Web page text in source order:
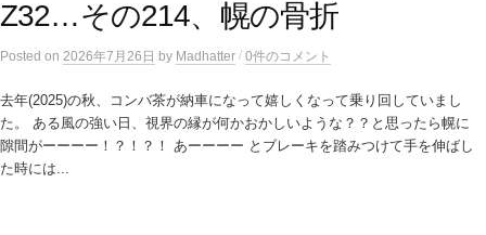
Z32…その214、幌の骨折
Posted on 2026年7月26日 by Madhatter / 0件のコメント
去年(2025)の秋、コンバ茶が納車になって嬉しくなって乗り回していまし
た。 ある風の強い日、視界の縁が何かおかしいような？？と思ったら幌に
隙間がーーーー！？！？！ あーーーー とブレーキを踏みつけて手を伸ばし
た時には...